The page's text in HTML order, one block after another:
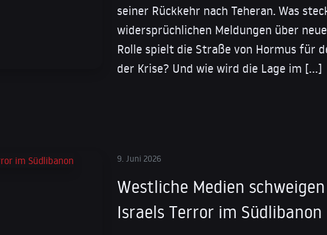
seiner Rückkehr nach Teheran. Was
widersprüchlichen Meldungen über
Rolle spielt die Straße von Hormus für
der Krise? Und wie wird die Lage im […]
9. Juni 2026
Westliche Medien
Israels Terror im Südlibanon